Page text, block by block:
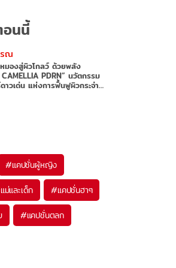
นนี้
ณ
มองสู่ผิวโกลว์ ด้วยพลัง
PDRN” นวัตกรรม
าวเด่น แห่งการฟื้นฟูผิวกระจ่าง
#แคปชั่นผู้หญิง
แม่และเด็ก #แคปชั่นฮาๆ
#แคปชั่นตลก